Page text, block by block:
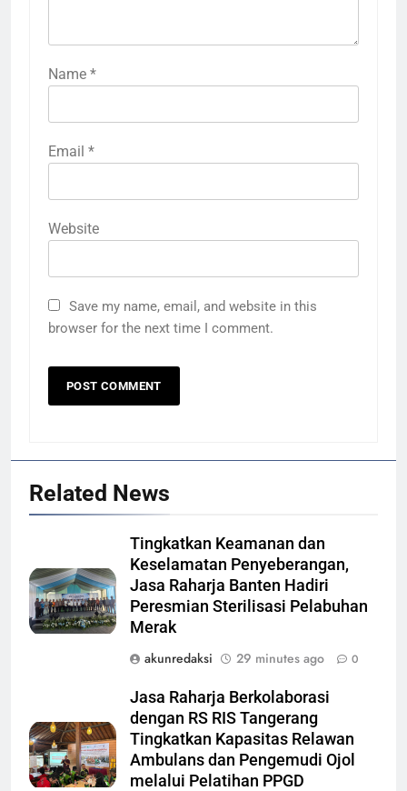
Name *
Email *
Website
Save my name, email, and website in this
browser for the next time I comment.
Related News
Tingkatkan Keamanan dan
Keselamatan Penyeberangan,
Jasa Raharja Banten Hadiri
Peresmian Sterilisasi Pelabuhan
Merak
akunredaksi
29 minutes ago 0
Jasa Raharja Berkolaborasi
dengan RS RIS Tangerang
Tingkatkan Kapasitas Relawan
Ambulans dan Pengemudi Ojol
melalui Pelatihan PPGD